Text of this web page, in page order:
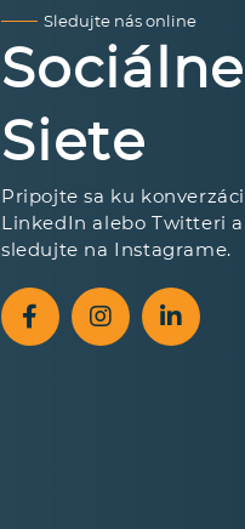
Sledujte nás online
Sociálne
Siete
Pripojte sa ku
LinkedIn alebo Twitteri
sledujte na Instagrame.